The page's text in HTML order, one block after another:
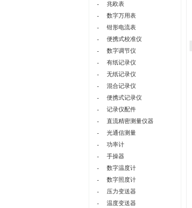
-
兆欧表
-
数字万用表
-
钳形电流表
-
便携式校准仪
-
数字调节仪
-
有纸记录仪
-
无纸记录仪
-
混合记录仪
-
便携式记录仪
-
记录仪配件
-
直流精密测量仪器
-
光通信测量
-
功率计
-
手操器
-
数字温度计
-
数字照度计
-
压力变送器
-
温度变送器